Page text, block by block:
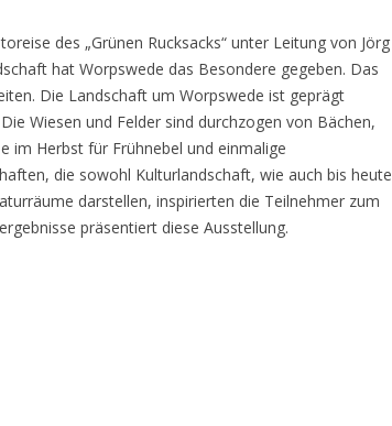
des „Grünen Rucksacks“ unter Leitung von Jörg
hat Worpswede das Besondere gegeben. Das
Die Landschaft um Worpswede ist geprägt
Wiesen und Felder sind durchzogen von Bächen,
im Herbst für Frühnebel und einmalige
die sowohl Kulturlandschaft, wie auch bis heute
darstellen, inspirierten die Teilnehmer zum
präsentiert diese Ausstellung.